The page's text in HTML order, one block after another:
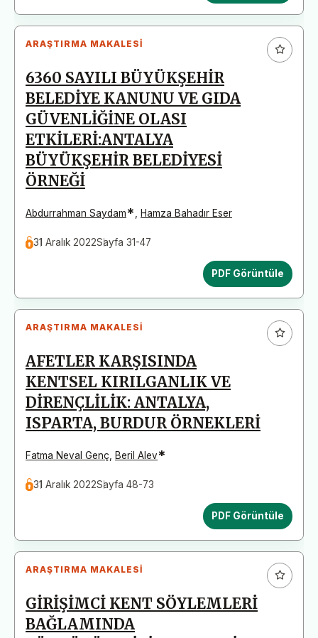
ARAŞTIRMA MAKALESI
6360 SAYILI BÜYÜKŞEHİR
BELEDİYE KANUNU VE GIDA
GÜVENLİĞİNE OLASI
ETKİLERİ:ANTALYA
BÜYÜKŞEHİR BELEDİYESİ
ÖRNEĞİ
Abdurrahman Saydam* Hamza Bahadır Eser
31 Aralık 2022Sayfa 31-47
PDF Görüntüle
ARAŞTIRMA MAKALESI
AFETLER KARŞISINDA
KENTSEL KIRILGANLIK VE
DİRENÇLİLİK: ANTALYA,
ISPARTA, BURDUR ÖRNEKLERİ
Fatma Neval Genç Beril Alev*
31 Aralık 2022Sayfa 48-73
PDF Görüntüle
ARAŞTIRMA MAKALESI
GİRİŞİMCİ KENT SÖYLEMLERİ
BAĞLAMINDA